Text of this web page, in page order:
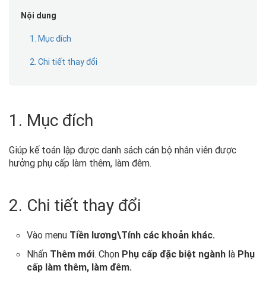
Nội dung
1. Mục đích
2. Chi tiết thay đổi
1. Mục đích
Giúp kế toán lập được danh sách cán bộ nhân viên được
hưởng phụ cấp làm thêm, làm đêm.
2. Chi tiết thay đổi
Vào menu Tiền lương\Tính các khoản khác.
Nhấn Thêm mới. Chọn Phụ cấp đặc biệt ngành là Phụ
cấp làm thêm, làm đêm.